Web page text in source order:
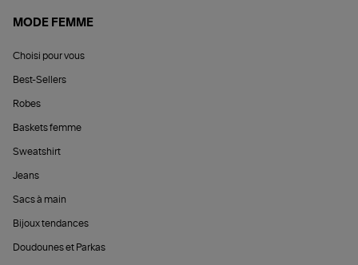
MODE FEMME
Choisi pour vous
Best-Sellers
Robes
Baskets femme
Sweatshirt
Jeans
Sacs à main
Bijoux tendances
Doudounes et Parkas